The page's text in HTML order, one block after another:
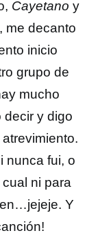
Cayetano y
me decanto
inicio
grupo de
mucho
decir y digo
nunca fui, o
ni para
Y